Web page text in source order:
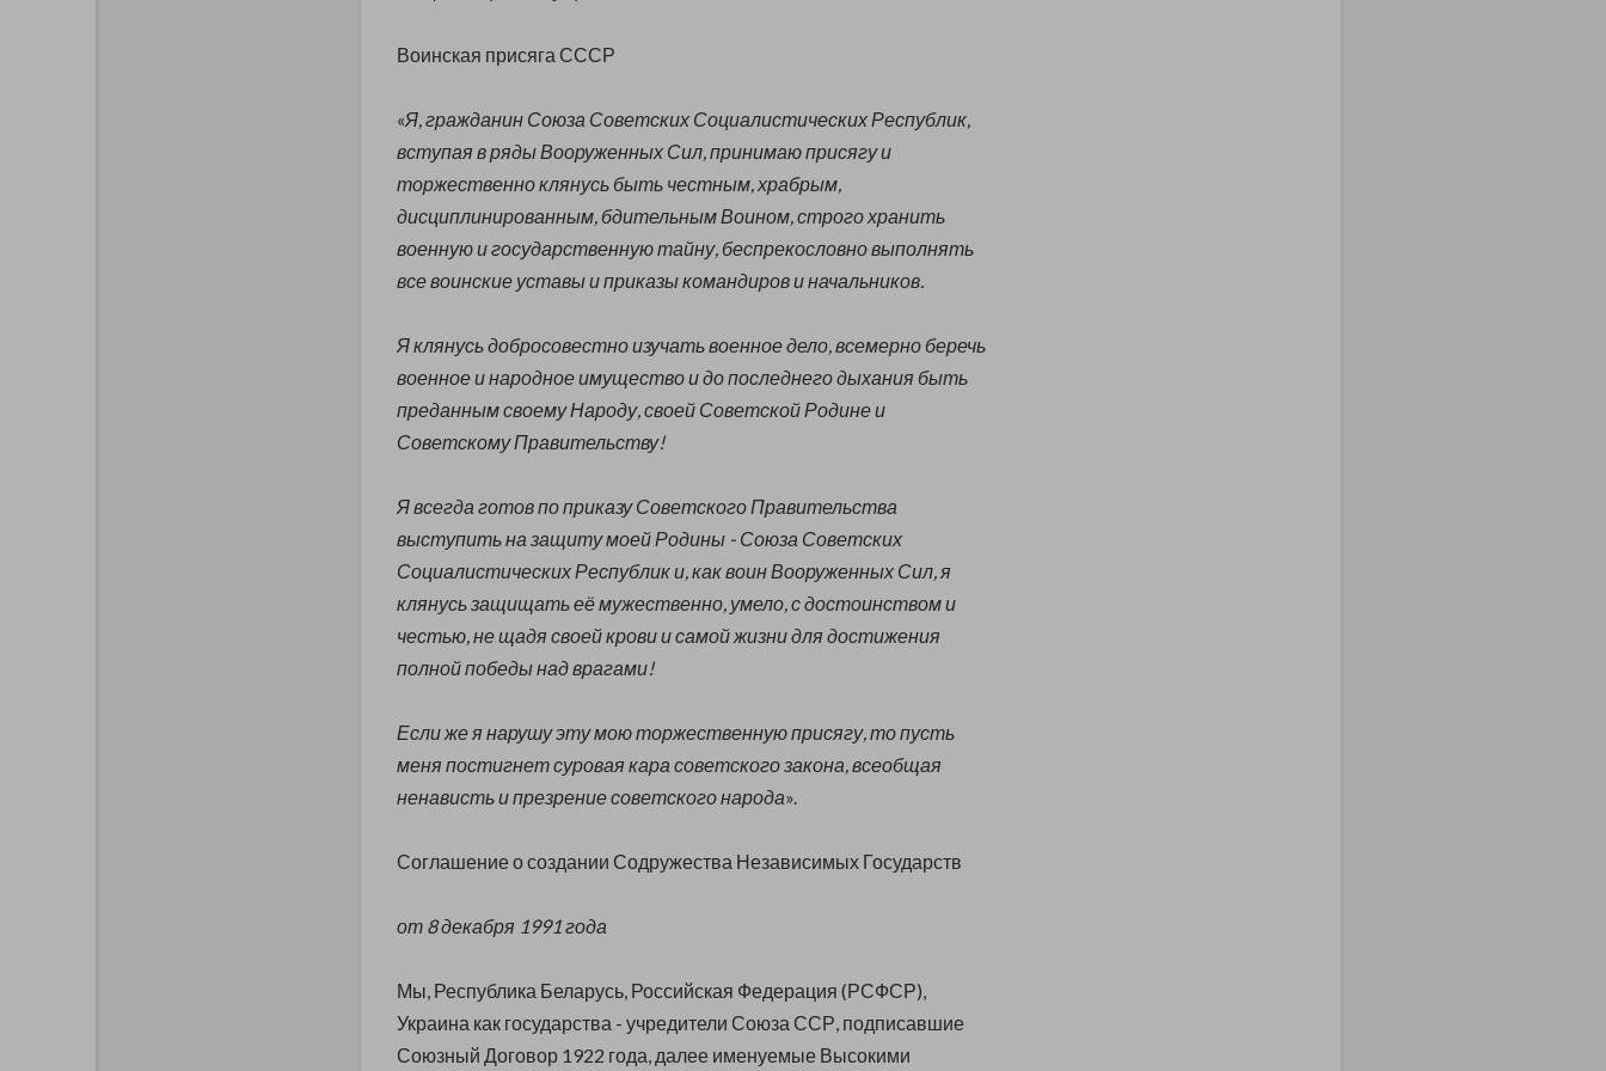
Воинская присяга СССР
«Я, гражданин Союза Советских Социалистических Республик,
вступая в ряды Вооруженных Сил, принимаю присягу и
торжественно клянусь быть честным, храбрым,
дисциплинированным, бдительным Воином, строго хранить
военную и государственную тайну, беспрекословно выполнять
все воинские уставы и приказы командиров и начальников.
Я клянусь добросовестно изучать военное дело, всемерно беречь
военное и народное имущество и до последнего дыхания быть
преданным своему Народу, своей Советской Родине и
Советскому Правительству!
Я всегда готов по приказу Советского Правительства
выступить на защиту моей Родины - Союза Советских
Социалистических Республик и, как воин Вооруженных Сил, я
клянусь защищать её мужественно, умело, с достоинством и
честью, не щадя своей крови и самой жизни для достижения
полной победы над врагами!
Если же я нарушу эту мою торжественную присягу, то пусть
меня постигнет суровая кара советского закона, всеобщая
ненависть и презрение советского народа».
Соглашение о создании Содружества Независимых Государств
от 8 декабря 1991 года
Мы, Республика Беларусь, Российская Федерация (РСФСР),
Украина как государства - учредители Союза ССР, подписавшие
Союзный Договор 1922 года, далее именуемые Высокими